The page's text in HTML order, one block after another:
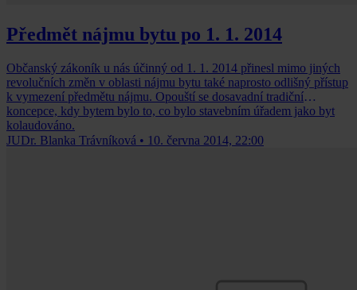
Předmět nájmu bytu po 1. 1. 2014
Občanský zákoník u nás účinný od 1. 1. 2014 přinesl mimo jiných
revolučních změn v oblasti nájmu bytu také naprosto odlišný přístup
k vymezení předmětu nájmu. Opouští se dosavadní tradiční
koncepce, kdy bytem bylo to, co bylo stavebním úřadem jako byt
kolaudováno.
JUDr. Blanka Trávníková • 10. června 2014, 22:00